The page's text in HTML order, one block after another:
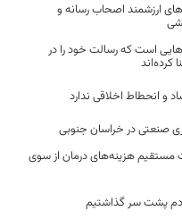
ارزشمند اصحاب رسانه و
است که رسالت خود را در
و انحطاط اخلاقی ندارد
صنعتی در خراسان جنوبی
مستقیم هزینه‌های درمان از سوی
پشت سر گذاشتیم